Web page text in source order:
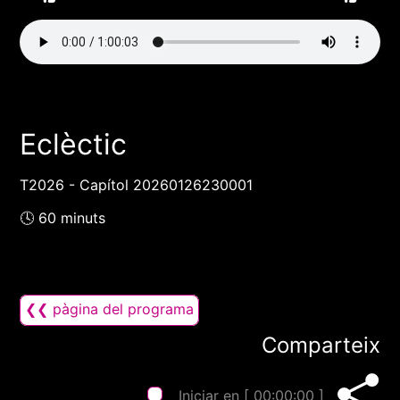
Eclèctic
T2026 - Capítol 20260126230001
🕓 60 minuts
❮❮ pàgina del programa
Comparteix
Iniciar en [ 00:00:00 ]